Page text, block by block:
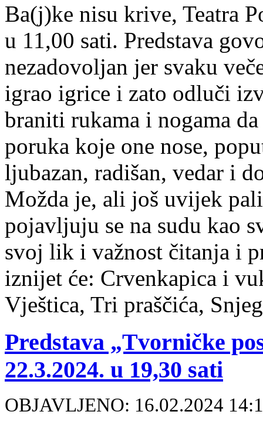
Ba(j)ke nisu krive, Teatra
u 11,00 sati. Predstava
nezadovoljan jer svaku
igrao igrice i zato odluči
braniti rukama i nogama
poruka koje one nose,
ljubazan, radišan, vedar i
Možda je, ali još uvijek
pojavljuju se na sudu kao
svoj lik i važnost čitanja i
iznijet će: Crvenkapica i
Vještica, Tri praščića,
Predstava „Tvorničke
22.3.2024. u 19,30 sati
OBJAVLJENO: 16.02.2024